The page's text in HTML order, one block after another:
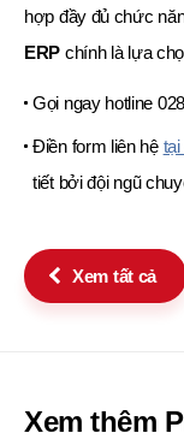
hợp đầy đủ chức
ERP chính là lựa
Gọi ngay hotline
Điền form liên hệ
tiết bởi đội ngũ
Xem tất cả
Xem thêm